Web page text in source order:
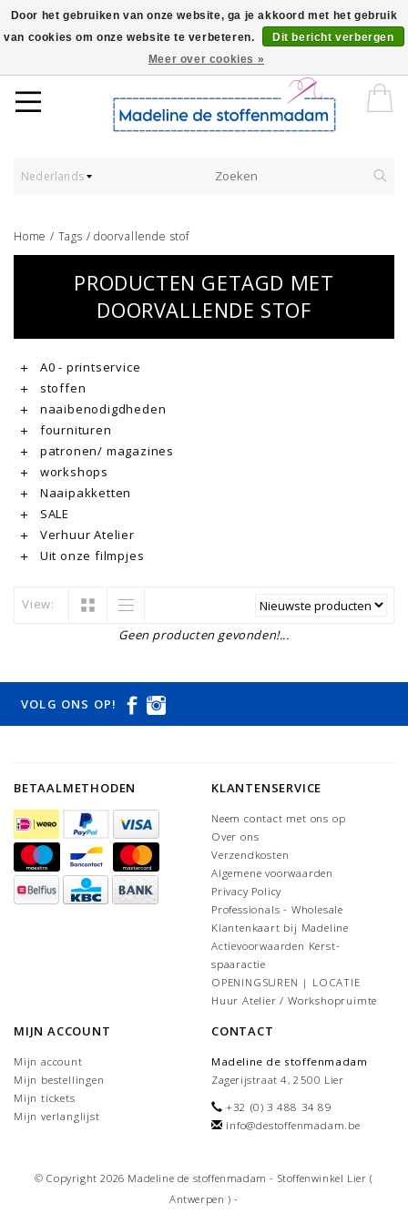
Worldwide Shipping - Onze stoffen worden verkocht per 10 cm.
Nederlands
Home / Tags /doorvallende stof
PRODUCTEN GETAGD MET
DOORVALLENDE STOF
A0 - printservice
stoffen
naaibenodigdheden
fournituren
patronen/ magazines
workshops
Naaipakketten
SALE
Verhuur Atelier
Uit onze filmpjes
View:
Geen producten gevonden!...
VOLG ONS OP!
BETAALMETHODEN KLANTENSERVICE
Neem contact met ons op
Over ons
Verzendkosten
Algemene voorwaarden
Privacy Policy
Professionals - Wholesale
Klantenkaart bij Madeline
Actievoorwaarden Kerst-
spaaractie
OPENINGSUREN | LOCATIE
Huur Atelier / Workshopruimte
MIJN ACCOUNT
Mijn account
Mijn bestellingen
Mijn tickets
Mijn verlanglijst
CONTACT
Madeline de stoffenmadam
Zagerijstraat 4, 2500 Lier
+32 (0) 3 488 34 89
info@destoffenmadam.be
© Copyright 2026 Madeline de stoffenmadam - Stoffenwinkel Lier (
Antwerpen ) -
Door het gebruiken van onze website, ga je akkoord met het gebruik
van cookies om onze website te verbeteren.
Dit bericht verbergen
Meer over cookies »